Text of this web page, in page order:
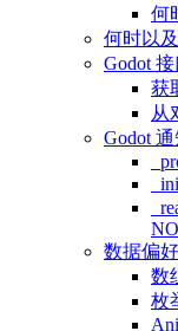
何
何时以
Godot 接
获
从
Godot 通
数据偏好
数
枚